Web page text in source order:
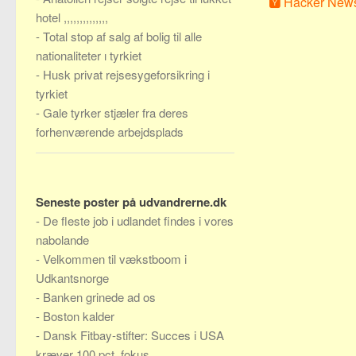
hotel ,,,,,,,,,,,,,,
-Total stop af salg af bolig til alle
nationaliteter ı tyrkiet
- Husk privat rejsesygeforsikring i
tyrkiet
-Gale tyrker stjæler fra deres
forhenværende arbejdsplads
Seneste poster på udvandrerne.dk
- De fleste job i udlandet findes i vores
nabolande
-Velkommen til vækstboom i
Udkantsnorge
- Banken grinede ad os
- Boston kalder
- Dansk Fitbay-stifter: Succes i USA